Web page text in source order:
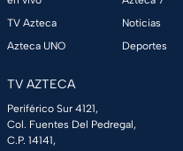
TV Azteca
Azteca UNO
Noticias
Deportes
TV AZTECA
Periférico Sur 4121,
Col. Fuentes Del Pedregal,
C.P. 14141,